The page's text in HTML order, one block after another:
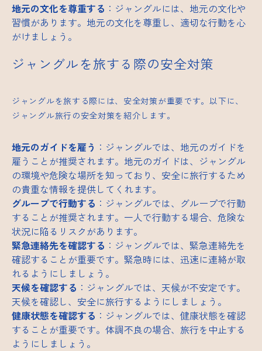
地元の文化を尊重する ：ジャングルには、地元の文化や
習慣があります。地元の文化を尊重し、適切な行動を心
がけましょう。
ジャングルを旅する際の安全対策
ジャングルを旅する際には、安全対策が重要です。以下に、
ジャングル旅行の安全対策を紹介します。
地元のガイドを雇う ：ジャングルでは、地元のガイドを
雇うことが推奨されます。地元のガイドは、ジャングル
の環境や危険な場所を知っており、安全に旅行するため
の貴重な情報を提供してくれます。
グループで行動する ：ジャングルでは、グループで行動
することが推奨されます。一人で行動する場合、危険な
状況に陥るリスクがあります。
緊急連絡先を確認する ：ジャングルでは、緊急連絡先を
確認することが重要です。緊急時には、迅速に連絡が取
れるようにしましょう。
天候を確認する ：ジャングルでは、天候が不安定です。
天候を確認し、安全に旅行するようにしましょう。
健康状態を確認する ：ジャングルでは、健康状態を確認
することが重要です。体調不良の場合、旅行を中止する
ようにしましょう。